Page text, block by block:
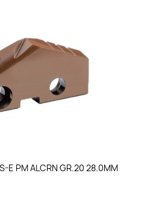
E PM ALCRN GR.20 28.0MM